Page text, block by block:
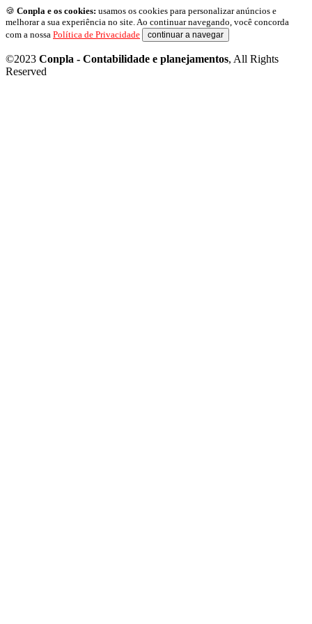
🍪 Conpla e os cookies: usamos os cookies para personalizar anúncios e
melhorar a sua experiência no site. Ao continuar navegando, você concorda
com a nossa Política de Privacidade continuar a navegar
©2023 Conpla - Contabilidade e planejamentos, All Rights
Reserved